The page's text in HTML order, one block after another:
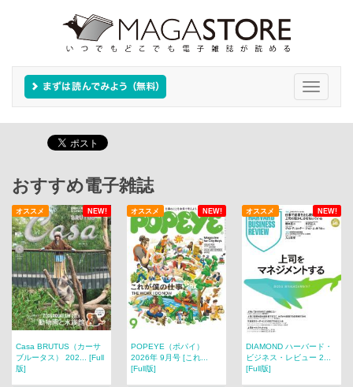
Toggle
おすすめ電子雑誌
NEW!
オススメ NEW!
オススメ NEW!
オススメ
Casa BRUTUS（カーサ
ブルータス） 202... [Full
版]
POPEYE（ポパイ）
2026年 9月号 [これ...
[Full版]
DIAMOND ハーバード・
ビジネス・レビュー 2...
[Full版]